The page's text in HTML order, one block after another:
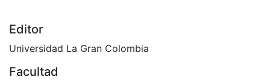
Editor
Universidad La Gran Colombia
Facultad